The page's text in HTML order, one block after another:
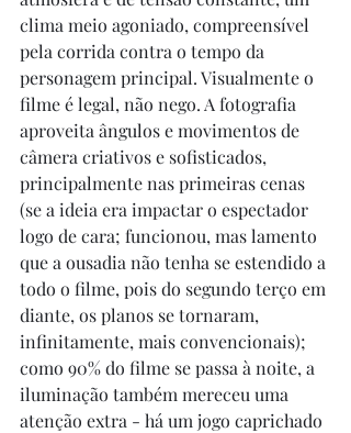
clima meio agoniado, compreensível
pela corrida contra o tempo da
personagem principal. Visualmente o
filme é legal, não nego. A fotografia
aproveita ângulos e movimentos de
câmera criativos e sofisticados,
principalmente nas primeiras cenas
(se a ideia era impactar o espectador
logo de cara; funcionou, mas lamento
que a ousadia não tenha se estendido a
todo o filme, pois do segundo terço em
diante, os planos se tornaram,
infinitamente, mais convencionais);
como 90% do filme se passa à noite, a
iluminação também mereceu uma
atenção extra - há um jogo caprichado